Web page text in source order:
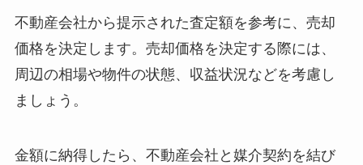
不動産会社から提示された査定額を参考に、売却
価格を決定します。売却価格を決定する際には、
周辺の相場や物件の状態、収益状況などを考慮し
ましょう。
金額に納得したら、不動産会社と媒介契約を結び